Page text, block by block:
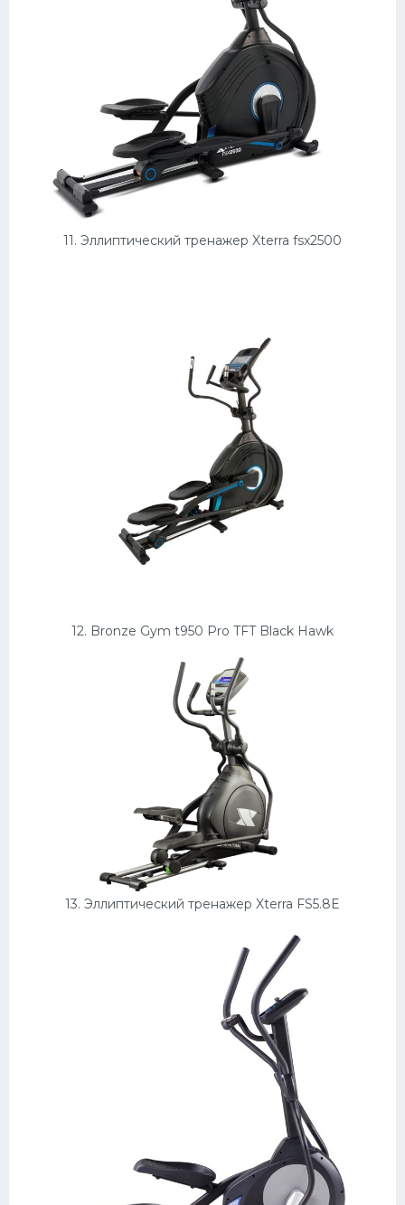
11. Эллиптический тренажер Xterra fsx2500
12. Bronze Gym t950 Pro TFT Black Hawk
13. Эллиптический тренажер Xterra FS5.8E